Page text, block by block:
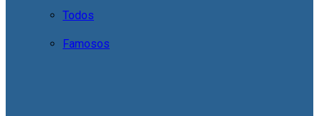
Todos
Famosos